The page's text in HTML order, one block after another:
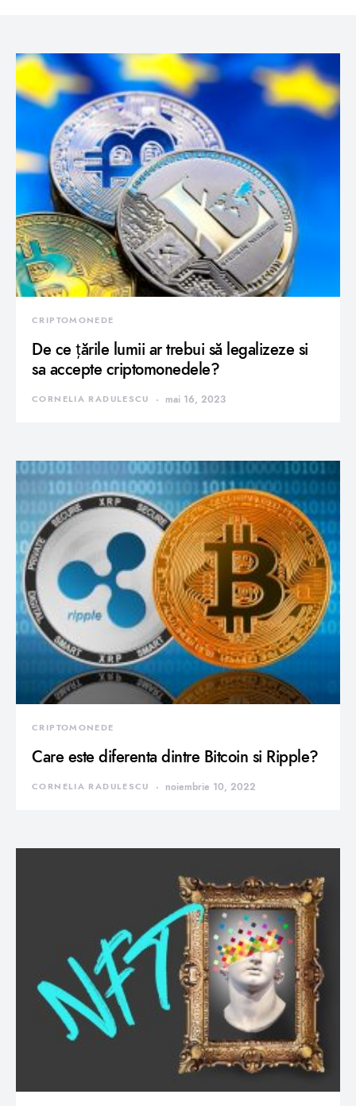
CRIPTOMONEDE
De ce țările lumii ar trebui să legalizeze si
sa accepte criptomonedele?
CORNELIA RADULESCU mai 16, 2023
CRIPTOMONEDE
Care este diferenta dintre Bitcoin si Ripple?
CORNELIA RADULESCU noiembrie 10, 2022